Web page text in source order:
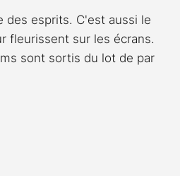
des esprits. C'est aussi le
fleurissent sur les écrans.
sont sortis du lot de par